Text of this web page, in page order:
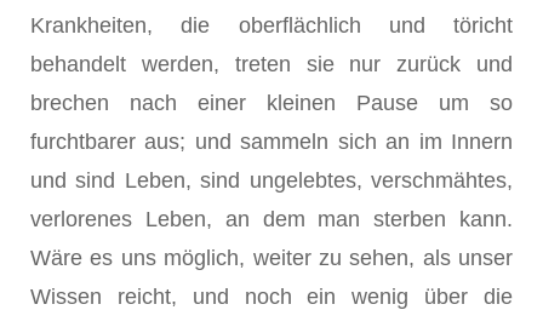
Krankheiten, die oberflächlich und töricht
behandelt werden, treten sie nur zurück und
brechen nach einer kleinen Pause um so
furchtbarer aus; und sammeln sich an im Innern
und sind Leben, sind ungelebtes, verschmähtes,
verlorenes Leben, an dem man sterben kann.
Wäre es uns möglich, weiter zu sehen, als unser
Wissen reicht, und noch ein wenig über die